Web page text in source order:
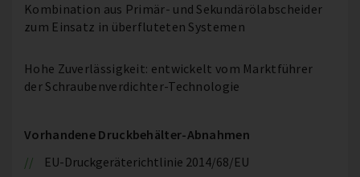
Kombination aus Primär- und Sekundärölabscheider
zum Einsatz in überfluteten Systemen
Hohe Zuverlässigkeit: entwickelt vom Marktführer
der Schraubenverdichter-Technologie
Vorhandene Druckbehälter-Abnahmen
EU-Druckgeräterichtlinie 2014/68/EU